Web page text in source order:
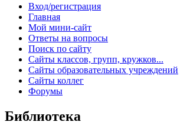
Вход/регистрация
Главная
Мой мини-сайт
Ответы на вопросы
Поиск по сайту
Сайты классов, групп, кружков...
Сайты образовательных учреждений
Сайты коллег
Форумы
Библиотека